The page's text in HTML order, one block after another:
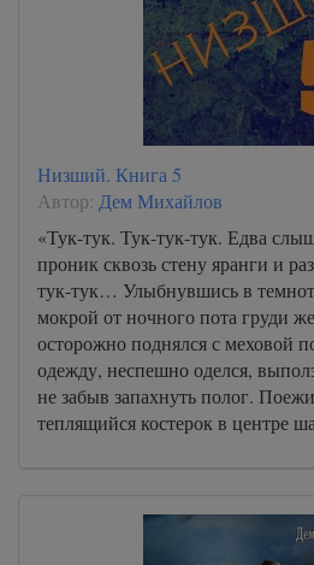
Низший. Книга 5
Автор: Дем Михайлов
«Тук-тук. Тук-тук-тук. Едва
проник сквозь стену яранги и
тук-тук… Улыбнувшись в
мокрой от ночного пота груди
осторожно поднялся с меховой
одежду, неспешно оделся,
не забыв запахнуть полог.
теплящийся костерок в центре